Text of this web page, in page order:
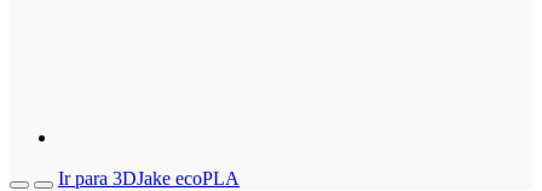
Ir para 3DJake ecoPLA